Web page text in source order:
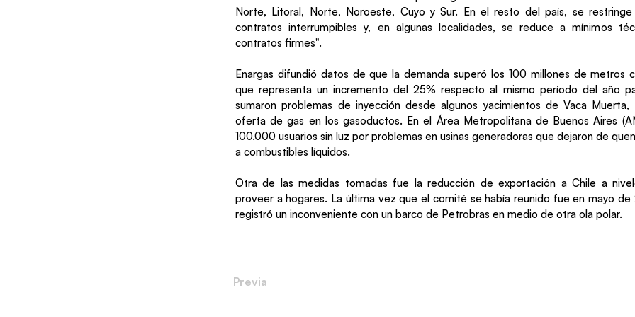
Norte, Litoral, Norte, Noroeste, Cuyo y Sur. En el resto del país, se
contratos interrumpibles y, en algunas localidades, se reduce a mínimos
contratos firmes".
Enargas difundió datos de que la demanda superó los 100 millones de metros
que representa un incremento del 25% respecto al mismo período del año
sumaron problemas de inyección desde algunos yacimientos de Vaca
oferta de gas en los gasoductos. En el Área Metropolitana de Buenos Aires
100.000 usuarios sin luz por problemas en usinas generadoras que dejaron de
a combustibles líquidos.
Otra de las medidas tomadas fue la reducción de exportación a Chile a
proveer a hogares. La última vez que el comité se había reunido fue en mayo
registró un inconveniente con un barco de Petrobras en medio de otra ola polar.
Previa